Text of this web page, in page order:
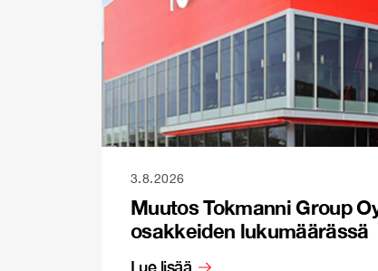
3.8.2026
Muutos Tokmanni Group
osakkeiden lukumäärässä
Lue lisää